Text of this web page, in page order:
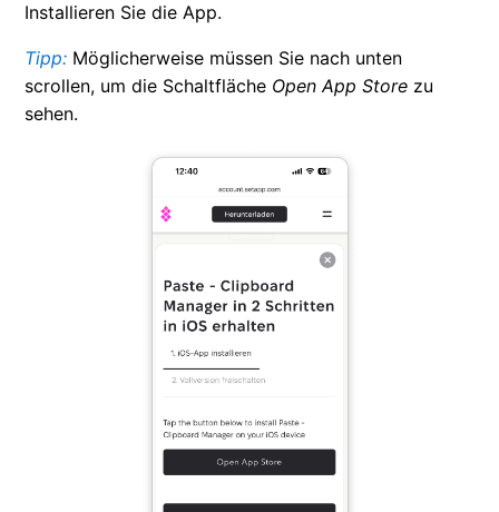
Installieren Sie die App.
Tipp: Möglicherweise müssen Sie nach unten
scrollen, um die Schaltfläche Open App Store zu
sehen.